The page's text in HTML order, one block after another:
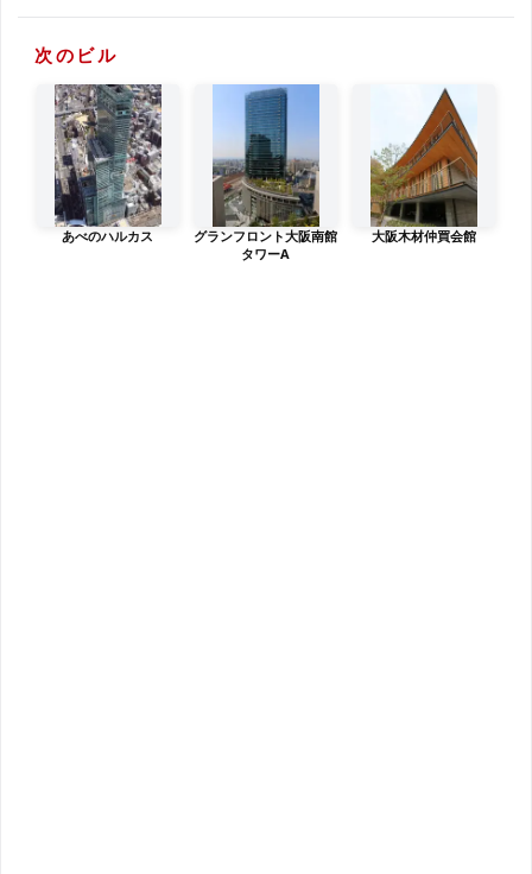
次のビル
あべのハルカス
グランフロント大阪南館
タワーA
大阪木材仲買会館